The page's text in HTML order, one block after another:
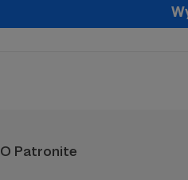
profilowaniu, a także prawo wyrażenia
Rejestracja dla osób niepełnoletnich
O Patronite